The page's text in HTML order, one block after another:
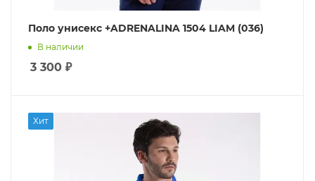
Поло унисекс +ADRENALINA 1504 LIAM (036)
В наличии
3 300 ₽
Хит